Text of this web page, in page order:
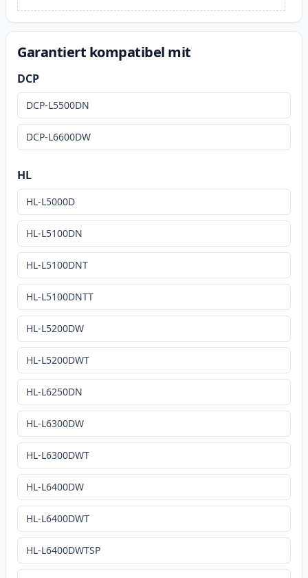
Garantiert kompatibel mit
DCP
DCP-L5500DN
DCP-L6600DW
HL
HL-L5000D
HL-L5100DN
HL-L5100DNT
HL-L5100DNTT
HL-L5200DW
HL-L5200DWT
HL-L6250DN
HL-L6300DW
HL-L6300DWT
HL-L6400DW
HL-L6400DWT
HL-L6400DWTSP